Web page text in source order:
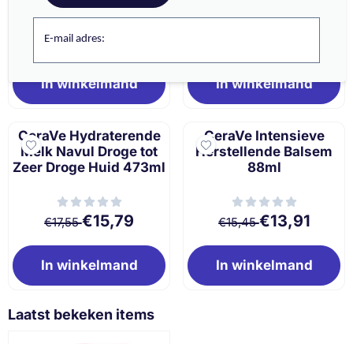
E-mail adres:Van 22,95 voor 20,66
€22,95€20,66
In winkelmand In winkelmand
CeraVe Hydraterende
Melk Navul Droge tot
Zeer Droge Huid 473ml
Van 17,55 voor 15,79
€17,55€15,79
In winkelmand
CeraVe Intensieve
Herstellende Balsem
88ml
Van 15,45 voor
€15,45€13,91
In winkelmand
Laatst bekeken items